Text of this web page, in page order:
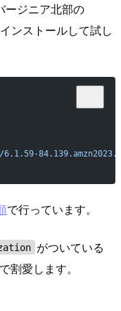
ージニア北部の
ンストールして試し
で行っています。
がついている
割愛します。